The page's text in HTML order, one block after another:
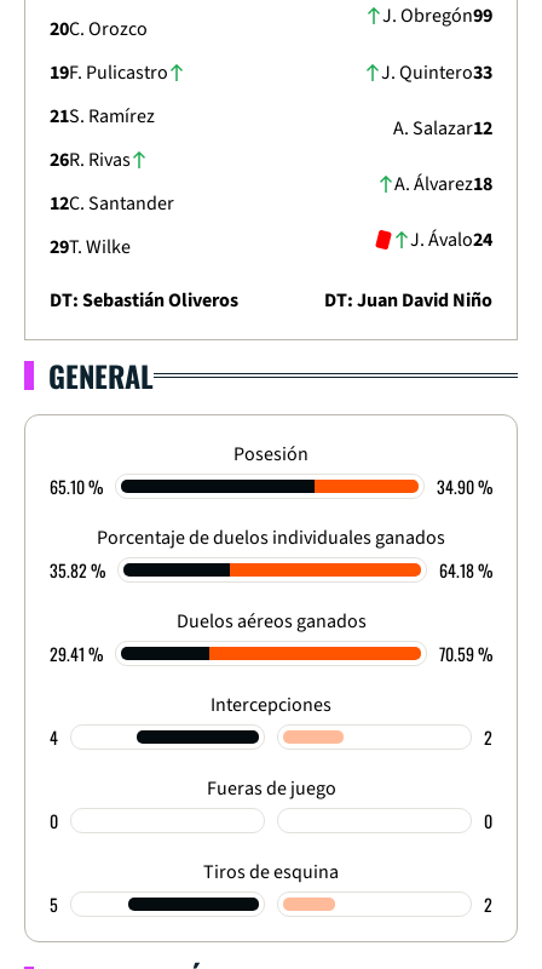
20C. Orozco
19F. Pulicastro
21S. Ramírez
26R. Rivas
12C. Santander
29T. Wilke
99
J. Obregón
33
J. Quintero
12
A. Salazar
18
A. Álvarez
24
J. Ávalo
DT: Sebastián Oliveros DT: Juan David Niño
APERTURA - FECHA 17
2-0
FINALIZADO
GENERAL
Posesión
65.10 % 34.90 %
Porcentaje de duelos individuales ganados
35.82 % 64.18 %
Duelos aéreos ganados
29.41 % 70.59 %
Intercepciones
4 2
Fueras de juego
0 0
Tiros de esquina
5 2